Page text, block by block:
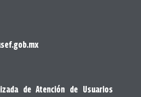
de Atención de Usuarios